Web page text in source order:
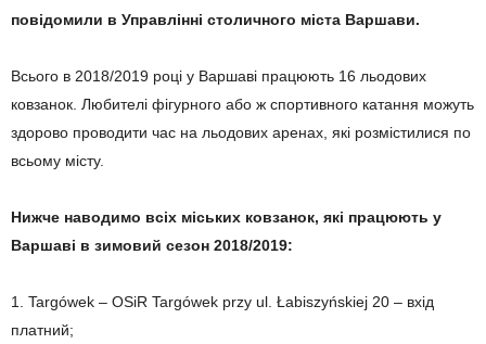
повідомили в Управлінні столичного міста Варшави.
Всього в 2018/2019 році у Варшаві працюють 16 льодових
ковзанок. Любителі фігурного або ж спортивного катання можуть
здорово проводити час на льодових аренах, які розмістилися по
всьому місту.
Нижче наводимо всіх міських ковзанок, які працюють у
Варшаві в зимовий сезон 2018/2019:
1. Targówek – OSiR Targówek przy ul. Łabiszyńskiej 20 – вхід
платний;